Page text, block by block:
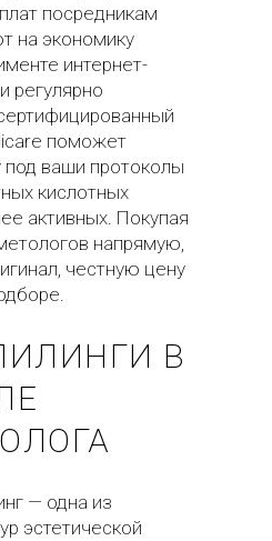
посредникам
на экономику
интернет-
регулярно
поможет
под ваши протоколы
кислотных
активных. Покупая
напрямую,
честную цену
В
— одна из
эстетической